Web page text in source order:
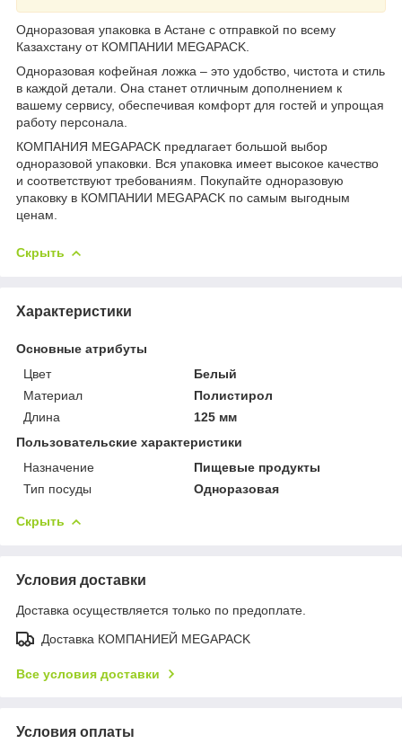
Одноразовая упаковка в Астане с отправкой по всему
Казахстану от КОМПАНИИ MEGAPACK.
Одноразовая кофейная ложка – это удобство, чистота и стиль
в каждой детали. Она станет отличным дополнением к
вашему сервису, обеспечивая комфорт для гостей и упрощая
работу персонала.
КОМПАНИЯ MEGAPACK предлагает большой выбор
одноразовой упаковки. Вся упаковка имеет высокое качество
и соответствуют требованиям. Покупайте одноразовую
упаковку в КОМПАНИИ MEGAPACK по самым выгодным
ценам.
Скрыть
Характеристики
Основные атрибуты
Цвет
Белый
Материал
Полистирол
Длина
125 мм
Пользовательские характеристики
Назначение
Пищевые продукты
Тип посуды
Одноразовая
Скрыть
Условия доставки
Доставка осуществляется только по предоплате.
Доставка КОМПАНИЕЙ MEGAPACK
Все условия доставки
Условия оплаты